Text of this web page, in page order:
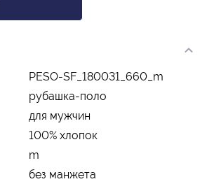
PESO-SF_180031_660_m
рубашка-поло
для мужчин
100% хлопок
m
без манжета